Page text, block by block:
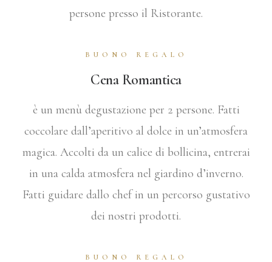
BUONO REGALO
Cena Romantica
è un menù degustazione per 2 persone. Fatti
coccolare dall’aperitivo al dolce in un’atmosfera
magica. Accolti da un calice di bollicina, entrerai
in una calda atmosfera nel giardino d’inverno.
Fatti guidare dallo chef in un percorso gustativo
dei nostri prodotti.
persone presso il Ristorante.
BUONO REGALO